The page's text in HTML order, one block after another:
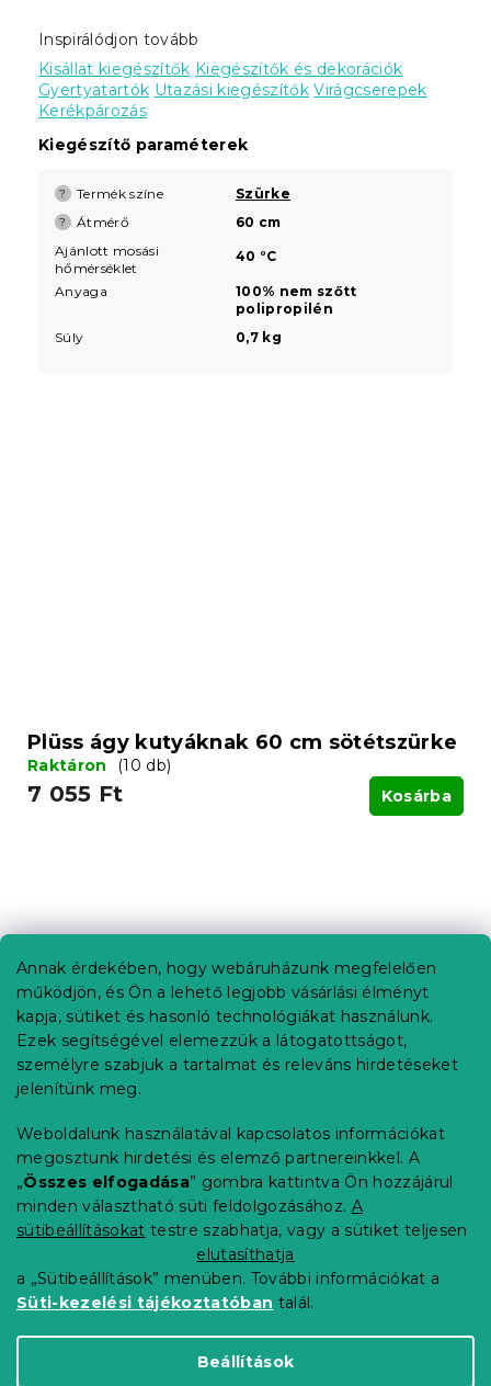
Annak érdekében, hogy webáruházunk megfelelően
működjön, és Ön a lehető legjobb vásárlási élményt
kapja, sütiket és hasonló technológiákat használunk.
Ezek segítségével elemezzük a látogatottságot,
személyre szabjuk a tartalmat és releváns hirdetéseket
jelenítünk meg.
Weboldalunk használatával kapcsolatos információkat
megosztunk hirdetési és elemző partnereinkkel. A
„Összes elfogadása” gombra kattintva Ön hozzájárul
minden választható süti feldolgozásához. A
sütibeállításokat testre szabhatja, vagy a sütiket teljesen
elutasíthatja
a „Sütibeállítások” menüben. További információkat a
Süti-kezelési tájékoztatóban talál.
Beállítások
Inspirálódjon tovább
Kisállat kiegészítők Kiegészítők és dekorációk
Gyertyatartók Utazási kiegészítők Virágcserepek
Kerékpározás
Kiegészítő paraméterek
? Termék színe Szürke
? Átmérő
60 cm
Ajánlott mosási
hőmérséklet
40 °C
Anyaga
100% nem szőtt
polipropilén
Súly
0,7 kg
Plüss ágy kutyáknak 60 cm sötétszürke
Raktáron (10 db)
7 055 Ft Kosárba
á
Információ az Ön számára
Rendelés követése
Szállítási lehetőségek
Fizetési lehetőségek
Reklamáció és áruvisszaküldés
Elérhetőség
Általános szerződési feltételek
Adatvédelmi nyilatkozat
Blog
Partnereinknek